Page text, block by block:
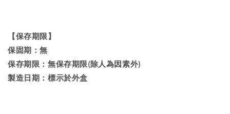
【保存期限】
保固期：無
保存期限：無保存期限(除人為因素外)
製造日期：標示於外盒